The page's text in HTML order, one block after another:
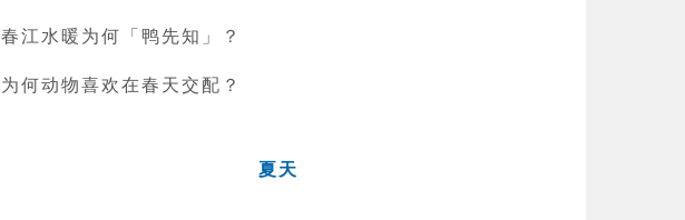
春江水暖为何「鸭先知」？
为何动物喜欢在春天交配？
夏天